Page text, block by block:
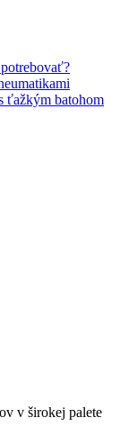
ťažkým batohom
v širokej palete